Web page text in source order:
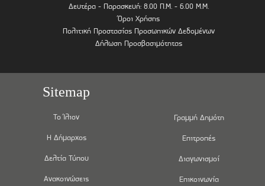
Δευτέρα - Παρασκευή: 8.00 Π.Μ. - 6.00 Μ.Μ.
Όροι Χρήσης
Πολιτική Προστασίας Προσωπικών Δεδομένων
Δήλωση Προσβασιμότητας
Sitemap
Το Ίλιον
Η Δήμαρχος
Δελτία Τύπου
Ανακοινώσεις
Γραμμή Δημότη
Επιτροπές
Διαγωνισμοί
Επικοινωνία